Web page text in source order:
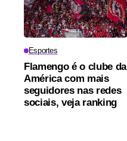
Esportes
Flamengo é o clube da
América com mais
seguidores nas redes
sociais, veja ranking